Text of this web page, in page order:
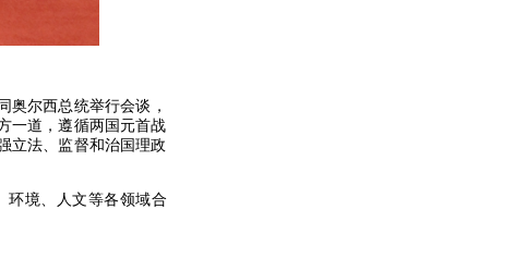
奥尔西总统举行会谈，
一道，遵循两国元首战
立法、监督和治国理政
环境、人文等各领域合